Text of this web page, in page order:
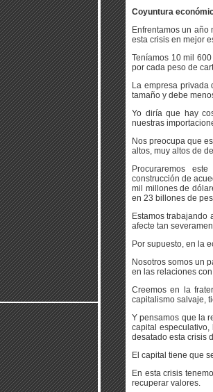
Coyuntura
Enfrentamos un
esta crisis en mejor
Teníamos 10 mil
por cada peso de
La empresa
tamaño y debe
Yo diría que hay
nuestras
Nos preocupa que
altos, muy altos de
Procuraremos
construcción de
mil millones de
en 23 billones de
Estamos trabajando
afecte tan
Por supuesto, en la
Nosotros somos un
en las relaciones
Creemos en la
capitalismo salvaje,
Y pensamos que la
capital
desatado esta crisis
El capital tiene que
En esta crisis
recuperar valores.